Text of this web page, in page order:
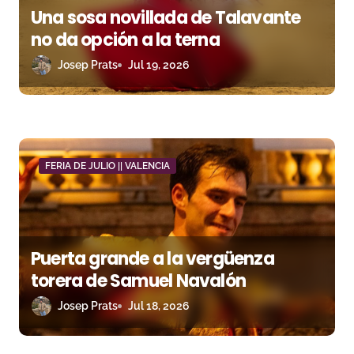
e
n
t
a
d
a
s
Una sosa novillada de Talavante
no da opción a la terna
Josep Prats Jul 19, 2026
FERIA DE JULIO || VALENCIA
Puerta grande a la vergüenza
torera de Samuel Navalón
Josep Prats Jul 18, 2026